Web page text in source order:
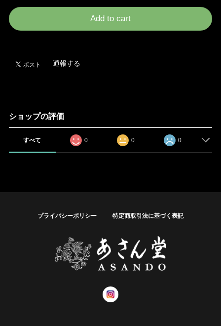
Add to cart
通報する
ショップの評価
すべて 0 0 0
プライバシーポリシー 特定商取引法に基づく表記